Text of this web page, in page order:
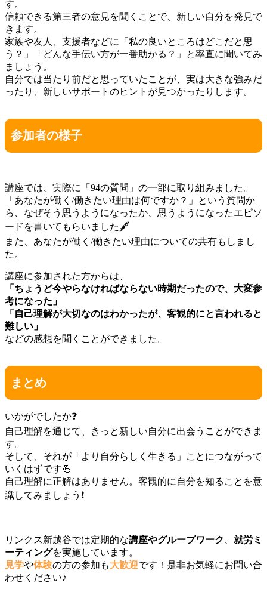
す。
信頼できる第三者の意見を聞くことで、新しい自分を発見で
きます。
家族や友人、支援者などに「私の良いところはどこだと思
う？」「どんな手伝い方が一番助かる？」と率直に聞いてみ
ましょう。
自分では当たり前だと思っていたことが、実は大きな強みだ
ったり、新しいサポートのヒントが見つかったりします。
参加者の様子
講座では、実際に「94の質問」の一部に取り組みました。
「あなたが働く/働きたい理由は何ですか？」という質問か
ら、なぜそう思うようになったか、思うようになったエピソ
ードを書いてもらいました🖋️
また、あなたが働く/働きたい理由についての共有もしまし
た。
講座に参加された方からは、
「ちょうど今やらなければならない時期だったので、大変参
考になった」
「自己理解が大切なのはわかったが、客観的にと言われると
難しい」
などの感想を聞くことができました。
まとめ
いかがでしたか❓️
自己理解を通じて、きっと新しい自分に出会うことができま
す。
そして、それが「より自分らしく生きる」ことにつながって
いくはずです💪
自己理解に正解はありません。客観的に自分を知ることを意
識してみましょう❗️
リンクス新越谷では定期的な講座やグループワーク
就労ミ
ーティングを実施しています。
見学や体験の方の参加も大歓迎です！是非お気軽にお問い合
わせください♪